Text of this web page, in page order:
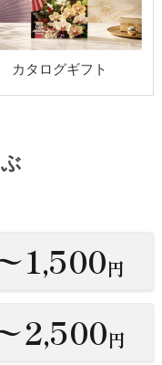
カタログギフト
1,500円
2,500円